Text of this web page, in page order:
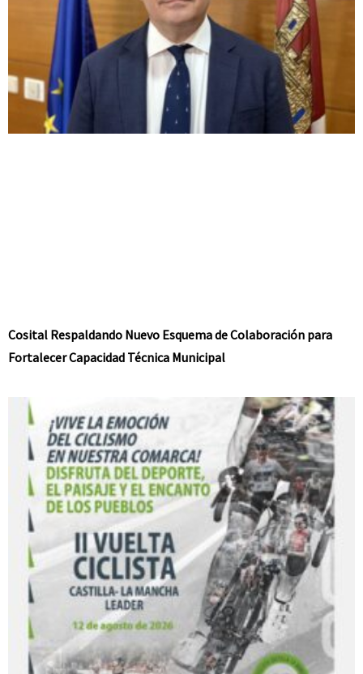
Cosital Respaldando Nuevo Esquema de Colaboración para
Fortalecer Capacidad Técnica Municipal